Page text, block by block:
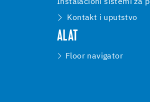
Instalacioni sistemi za
Kontakt i uputstvo
ALAT
Floor navigator